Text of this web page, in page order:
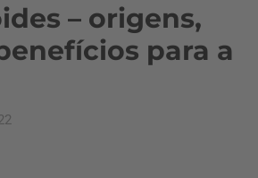
– origens,
para a